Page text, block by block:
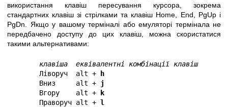
використання клавіш пересування курсора, зокрема
стандартних клавіш зі стрілками та клавіш Home, End, PgUp і
PgDn. Якщо у вашому терміналі або емуляторі термінала не
передбачено доступу до цих клавіш, можна скористатися
такими альтернативами:
клавіша  еквівалентні комбінації клавіш
       Ліворуч  alt +
h
       Вниз     alt +
j
       Вгору    alt +
k
       Праворуч alt +
l